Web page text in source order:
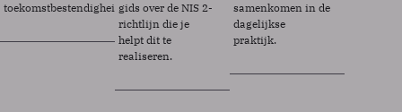
toekomstbestendigheid.gids over de NIS 2-
richtlijn die je
helpt dit te
realiseren.
samenkomen in de
dagelijkse
praktijk.